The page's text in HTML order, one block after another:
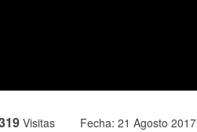
Visitas Fecha: 21 Agosto 2017